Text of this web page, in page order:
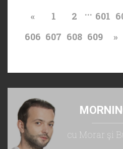
« 1 2 ... 601
606 607 608 609 »
cu Morar şi